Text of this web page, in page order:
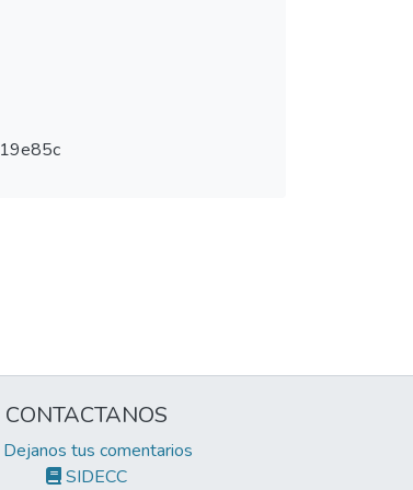
CONTACTANOS
tus comentarios
SIDECC